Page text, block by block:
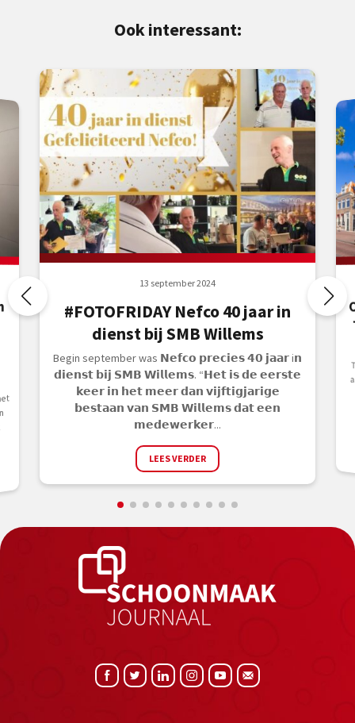
Ook interessant:
13 september 2024
#FOTOFRIDAY Nefco 40 jaar in
dienst bij SMB Willems
Begin september was 𝗡𝗲𝗳𝗰𝗼 𝗽𝗿𝗲𝗰𝗶𝗲𝘀 𝟰𝟬 𝗷𝗮𝗮𝗿 i𝗻
𝗱𝗶𝗲𝗻𝘀𝘁 𝗯𝗶𝗷 𝗦𝗠𝗕 𝗪𝗶𝗹𝗹𝗲𝗺𝘀. “𝗛𝗲𝘁 𝗶𝘀 𝗱𝗲 𝗲𝗲𝗿𝘀𝘁𝗲
𝗸𝗲𝗲𝗿 𝗶𝗻 𝗵𝗲𝘁 𝗺𝗲𝗲𝗿 𝗱𝗮𝗻 𝘃𝗶𝗷𝗳𝘁𝗶𝗴𝗷𝗮𝗿𝗶𝗴𝗲
𝗯𝗲𝘀𝘁𝗮𝗮𝗻 𝘃𝗮𝗻 𝗦𝗠𝗕 𝗪𝗶𝗹𝗹𝗲𝗺𝘀 𝗱𝗮𝘁 𝗲𝗲𝗻
𝗺𝗲𝗱𝗲𝘄𝗲𝗿𝗸𝗲𝗿...
LEES VERDER